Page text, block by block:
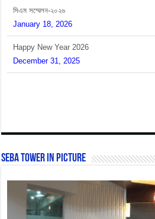
Happy New Year 2026
December 31, 2025
বাংলাদেশের সাবেক প্রধানমন্ত্রীর মৃত্যুতে আমরা শোকাহত।
December 30, 2025
SEBA Tower In Picture